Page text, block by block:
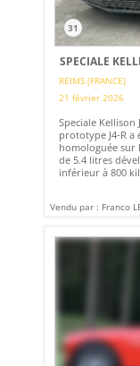
31
SPECIALE
REIMS (FRANCE)
21 février 2026
Speciale Kellison
prototype J4-R
homologuée sur
de 5.4 litres
inférieur à 800
Vendu par : Franco